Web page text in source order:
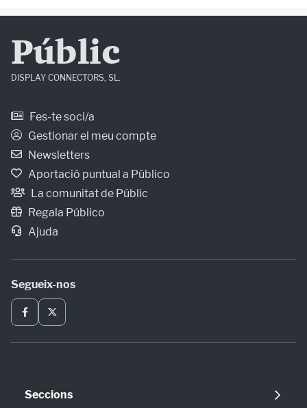
Públic
DISPLAY CONNECTORS, SL.
Fes-te soci/a
Gestionar el meu compte
Newsletters
Aportació puntual a Público
La comunitat de Públic
Regala Público
Ajuda
Segueix-nos
Seccions